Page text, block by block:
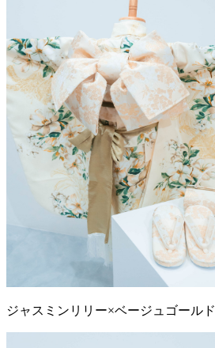
ジャスミンリリー×ベージュゴールド